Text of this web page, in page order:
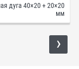
дуга 40×20 + 20×20
мм
›